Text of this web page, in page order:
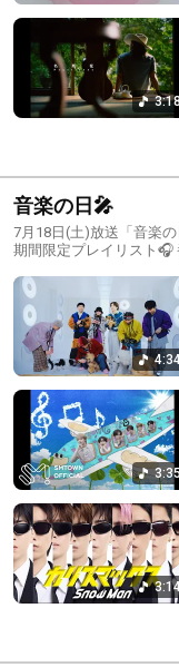
3:18
音楽の日🎤
7月18日(土)放送「音楽
期間限定プレイリスト🎧
ぜひお聴き逃しなく！
3:35